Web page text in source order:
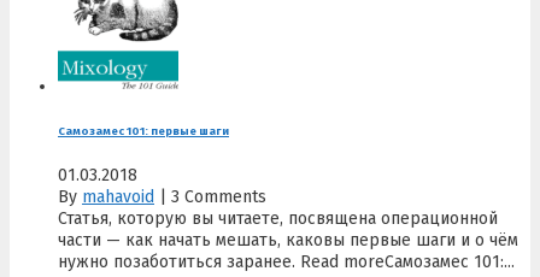
Самозамес 101: первые шаги
01.03.2018
By mahavoid
3 Comments
Статья, которую вы читаете, посвящена операционной
части — как начать мешать, каковы первые шаги и о чём
нужно позаботиться заранее. Read moreСамозамес 101:...